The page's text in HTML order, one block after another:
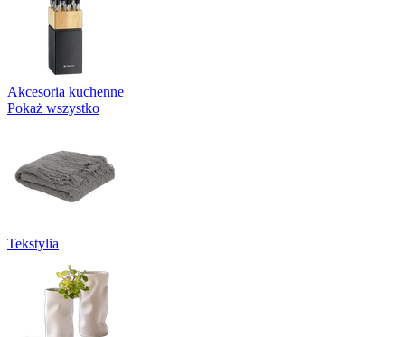
Akcesoria kuchenne
Pokaż wszystko
Tekstylia